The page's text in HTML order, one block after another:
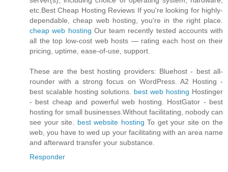
etc.Best Cheap Hosting Reviews If you're looking for highly-
dependable, cheap web hosting, you're in the right place.
cheap web hosting Our team recently tested accounts with
all the top low-cost web hosts — rating each host on their
pricing, uptime, ease-of-use, support.
These are the best hosting providers: Bluehost - best all-
rounder with a strong focus on WordPress. A2 Hosting -
best scalable hosting solutions. best web hosting Hostinger
- best cheap and powerful web hosting. HostGator - best
hosting for small businesses.Without facilitating, nobody can
see your site. best website hosting To get your site on the
web, you have to wed up your facilitating with an area name
and afterward transfer your substance.
Responder